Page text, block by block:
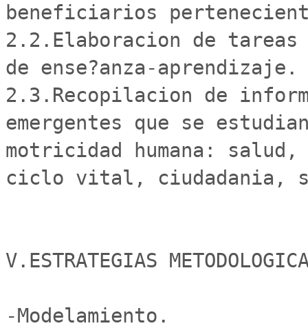
beneficiarios
2.2.Elaboracion de
de ense?anza-aprendizaje.
2.3.Recopilacion de
emergentes que se
motricidad humana:
ciclo vital, ciudadania,
V.ESTRATEGIAS
-Modelamiento.